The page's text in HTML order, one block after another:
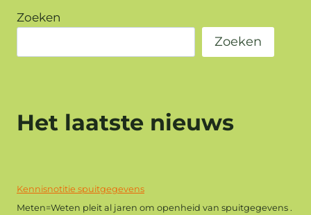
Zoeken
Zoeken
Het laatste nieuws
Kennisnotitie spuitgegevens
Meten=Weten pleit al jaren om openheid van spuitgegevens .